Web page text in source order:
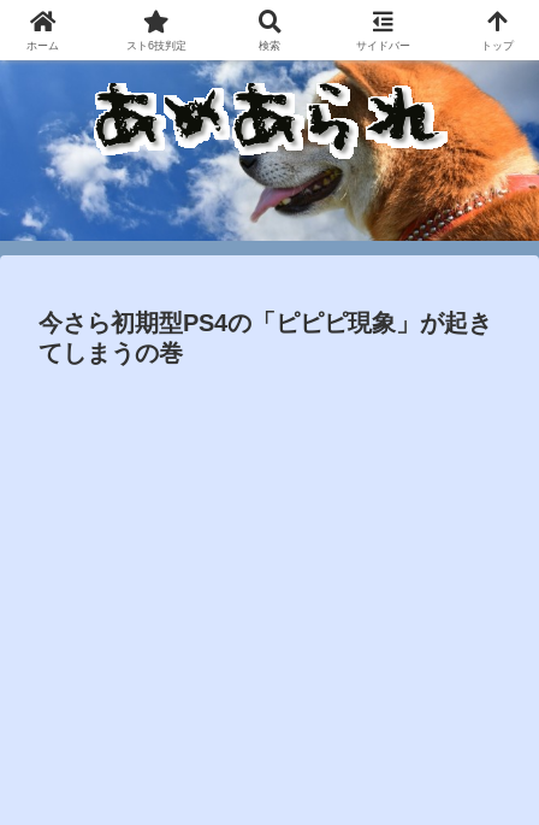
今さら初期型PS4の「ピピピ現象」が起き
てしまうの巻
ホーム スト6技判定 検索 サイドバー トップ